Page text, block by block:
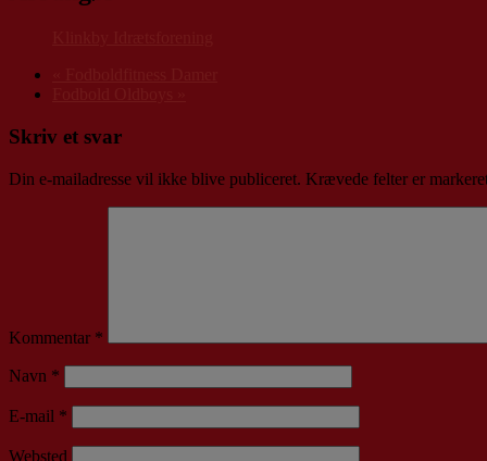
Skriv et svar
Din e-mailadresse vil ikke blive publiceret. Krævede felter er
Kommentar *
Navn *
E-mail *
Websted